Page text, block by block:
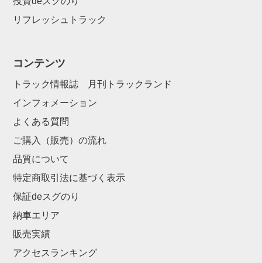
リフレッシュトラック
コンテンツ
トラック情報誌 月刊トラックランド
インフォメーション
よくある質問
ご購入（販売）の流れ
品質について
特定商取引法に基づく表示
保証deスグのり
納車エリア
販売実績
アクセスランキング